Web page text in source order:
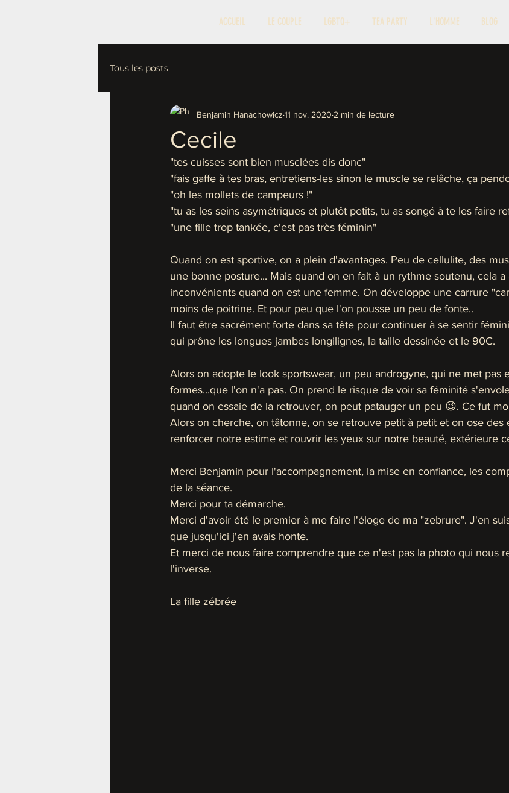
ACCUEIL LE COUPLE LGBTQ+ TEA PARTY L'HOMME BLOG
Tous les posts
Cecile
Benjamin Hanachowicz 11 nov. 2020 2 min de lecture
"tes cuisses sont bien musclées dis donc"
"fais gaffe à tes bras, entretiens-les sinon le muscle se relâche, ça
"oh les mollets de campeurs !"
"tu as les seins asymétriques et plutôt petits, tu as songé à te les faire
"une fille trop tankée, c'est pas très féminin"
Quand on est sportive, on a plein d'avantages. Peu de cellulite, des
une bonne posture... Mais quand on en fait à un rythme soutenu, cela a
inconvénients quand on est une femme. On développe une carrure
moins de poitrine. Et pour peu que l'on pousse un peu de fonte..
Il faut être sacrément forte dans sa tête pour continuer à se sentir
qui prône les longues jambes longilignes, la taille dessinée et le 90C.
Alors on adopte le look sportswear, un peu androgyne, qui ne met pas
formes...que l'on n'a pas. On prend le risque de voir sa féminité
quand on essaie de la retrouver, on peut patauger un peu 😉. Ce fut
Alors on cherche, on tâtonne, on se retrouve petit à petit et on ose des
renforcer notre estime et rouvrir les yeux sur notre beauté, extérieure
Merci Benjamin pour l'accompagnement, la mise en confiance, les
de la séance.
Merci pour ta démarche.
Merci d'avoir été le premier à me faire l'éloge de ma "zebrure". J'en
que jusqu'ici j'en avais honte.
Et merci de nous faire comprendre que ce n'est pas la photo qui nous
l'inverse.
La fille zébrée